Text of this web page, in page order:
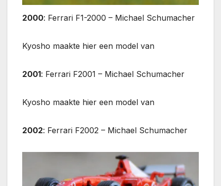
2000: Ferrari F1-2000 – Michael Schumacher
Kyosho maakte hier een model van
2001: Ferrari F2001 – Michael Schumacher
Kyosho maakte hier een model van
2002: Ferrari F2002 – Michael Schumacher